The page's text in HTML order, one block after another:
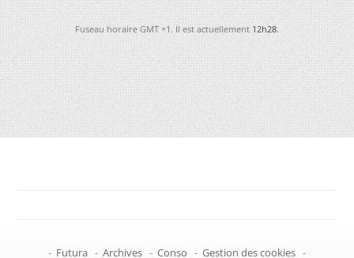
Fuseau horaire GMT +1. Il est actuellement12h28.
- Futura - Archives - Conso - Gestion des cookies -